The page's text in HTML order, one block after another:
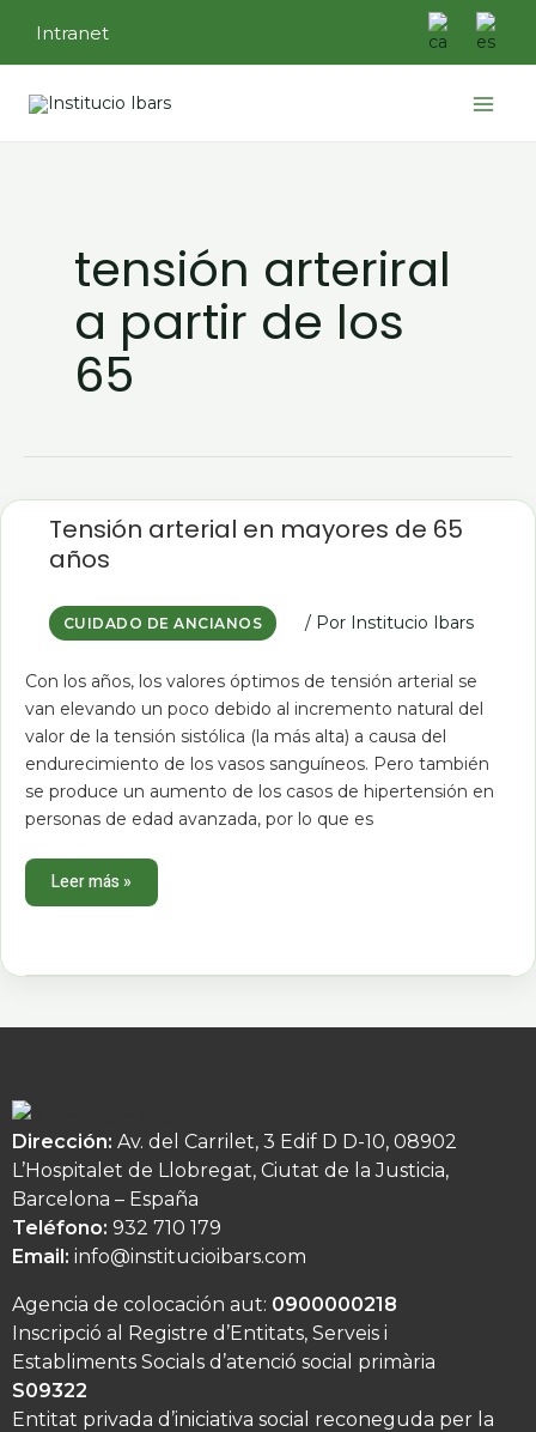
contenido
Intranet
tensión arteriral
a partir de los
65
Tensión arterial en mayores de 65
años
CUIDADO DE ANCIANOS / Por Institucio Ibars
Con los años, los valores óptimos de tensión arterial se
van elevando un poco debido al incremento natural del
valor de la tensión sistólica (la más alta) a causa del
endurecimiento de los vasos sanguíneos. Pero también
se produce un aumento de los casos de hipertensión en
personas de edad avanzada, por lo que es
Tensión
arterial
en
mayores
de
años
Leer más »
Dirección: Av. del Carrilet, 3 Edif D D-10, 08902
L’Hospitalet de Llobregat, Ciutat de la Justicia,
Barcelona – España
Teléfono: 932 710 179
Email: info@institucioibars.com
Agencia de colocación aut: 0900000218
Inscripció al Registre d’Entitats, Serveis i
Establiments Socials d’atenció social primària
S09322
Entitat privada d’iniciativa social reconeguda per la